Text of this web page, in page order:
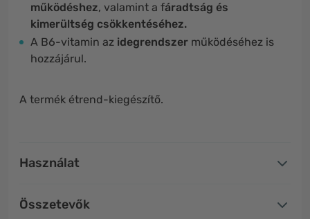
működéshez, valamint a fáradtság és
kimerültség csökkentéséhez.
A B6-vitamin az idegrendszer működéséhez is
hozzájárul.
A termék étrend-kiegészítő.
Használat
Összetevők